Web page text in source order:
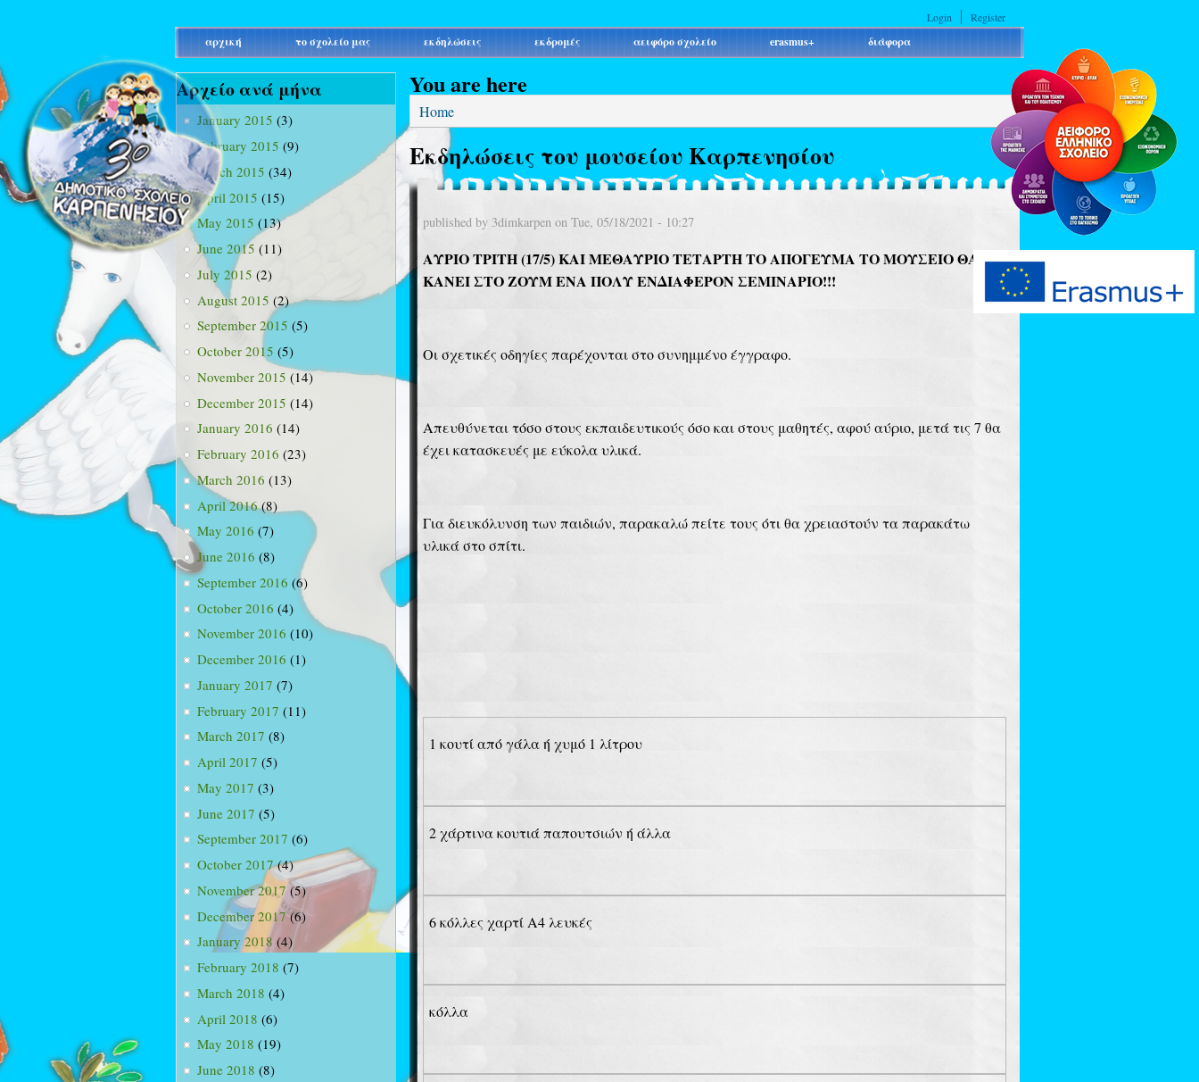
Login Register
main_menu
αρχική το σχολείο μας εκδηλώσεις εκδρομές αειφόρο σχολείο erasmus+ διάφορα
Αρχείο ανά μήνα
January 2015 (3)
February 2015 (9)
March 2015 (34)
April 2015 (15)
May 2015 (13)
June 2015 (11)
July 2015 (2)
August 2015 (2)
September 2015 (5)
October 2015 (5)
November 2015 (14)
December 2015 (14)
January 2016 (14)
February 2016 (23)
March 2016 (13)
April 2016(8)
May 2016 (7)
June 2016 (8)
September 2016 (6)
October 2016 (4)
November 2016 (10)
December 2016 (1)
January 2017 (7)
February 2017 (11)
March 2017 (8)
April 2017 (5)
May 2017 (3)
June 2017 (5)
September 2017 (6)
October 2017(4)
November 2017(5)
December 2017(6)
January 2018(4)
February 2018 (7)
March 2018 (4)
April 2018 (6)
May 2018 (19)
June 2018 (8)
You are here
Home
Εκδηλώσεις του μουσείου Καρπενησίου
published by 3dimkarpen on Tue, 05/18/2021 - 10:27
ΑΥΡΙΟ ΤΡΙΤΗ (17/5) ΚΑΙ ΜΕΘΑΥΡΙΟ ΤΕΤΑΡΤΗ ΤΟ ΑΠΟΓΕΥΜΑ ΤΟ ΜΟΥΣΕΙΟ ΘΑ
ΚΑΝΕΙ ΣΤΟ ΖΟΥΜ ΕΝΑ ΠΟΛΥ ΕΝΔΙΑΦΕΡΟΝ ΣΕΜΙΝΑΡΙΟ!!!
Οι σχετικές οδηγίες παρέχονται στο συνημμένο έγγραφο.
Απευθύνεται τόσο στους εκπαιδευτικούς όσο και στους μαθητές, αφού αύριο, μετά τις 7 θα
έχει κατασκευές με εύκολα υλικά.
Για διευκόλυνση των παιδιών, παρακαλώ πείτε τους ότι θα χρειαστούν τα παρακάτω
υλικά στο σπίτι.
1 κουτί από γάλα ή χυμό 1 λίτρου
2 χάρτινα κουτιά παπουτσιών ή άλλα
6 κόλλες χαρτί Α4 λευκές
κόλλα